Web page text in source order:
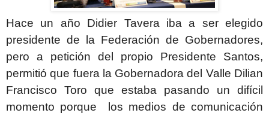
Hace un año Didier Tavera iba a ser elegido
presidente de la Federación de Gobernadores,
pero a petición del propio Presidente Santos,
permitió que fuera la Gobernadora del Valle Dilian
Francisco Toro que estaba pasando un difícil
momento porque los medios de comunicación